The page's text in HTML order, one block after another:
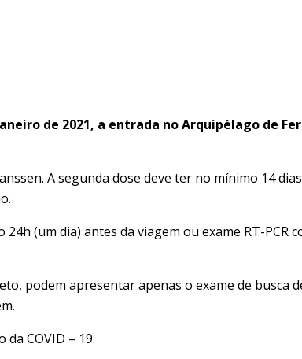
de 2021, a entrada no Arquipélago de
A segunda dose deve ter no mínimo 14
(um dia) antes da viagem ou exame RT-PCR
podem apresentar apenas o exame de busca
COVID – 19.